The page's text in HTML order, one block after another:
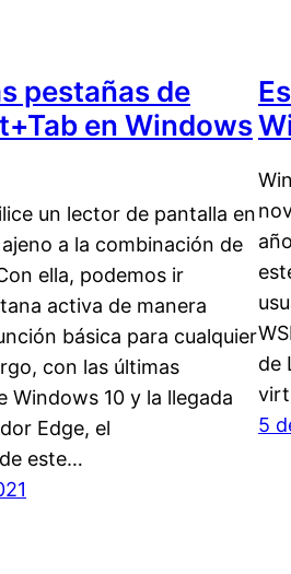
pestañas de
en Windows
un lector de pantalla en
a la combinación de
ella, podemos ir
activa de manera
básica para cualquier
con las últimas
Windows 10 y la llegada
Edge, el
este…
de
5